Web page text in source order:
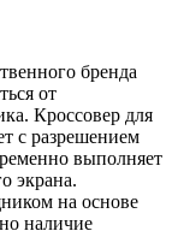
бренда
от
Кроссовер для
с разрешением
выполняет
экрана.
на основе
наличие